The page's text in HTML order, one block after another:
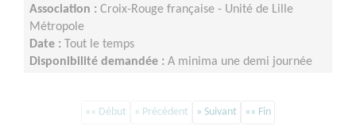
Association : Croix-Rouge française - Unité de Lille
Métropole
Date : Tout le temps
Disponibilité demandée : A minima une demi journée
«« Début « Précédent » Suivant »» Fin